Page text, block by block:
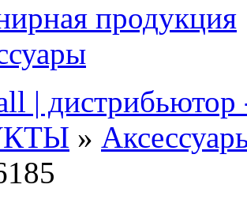
продукция
| дистрибьютор
»